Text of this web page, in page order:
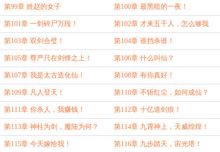
第99章 姓赵的女子 第100章 最黑暗的一夜！
第101章 一剑碎尸万段！ 第102章 才来五千人，怎么够我
杀！
第103章 双剑合璧！ 第104章 谁挡杀谁！
第105章 尊严只在剑锋之上！ 第106章 什么叫仙？
第107章 我是太古造化仙！ 第108章 有你真好！
第109章 凡人登天！ 第110章 不斩红尘，如何成仙？
第111章 你杀人，我赚钱！ 第112章 十亿道剑痕！
第113章 神柱为剑，魔陆为何？ 第114章 九霄神上，天威煌煌！
第115章 今天嫁给我！ 第116章 九步踏天，宙光塔！